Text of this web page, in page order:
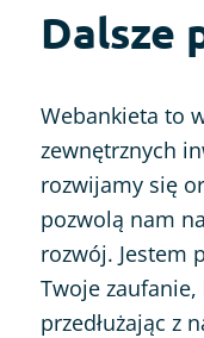
Dalsze
Webankieta to
zewnętrznych
rozwijamy się
pozwolą nam
rozwój. Jestem
Twoje
przedłużając z